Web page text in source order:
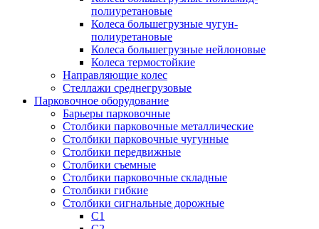
полиуретановые
Колеса большегрузные чугун-
полиуретановые
Колеса большегрузные нейлоновые
Колеса термостойкие
Направляющие колес
Стеллажи среднегрузовые
Парковочное оборудование
Барьеры парковочные
Столбики парковочные металлические
Столбики парковочные чугунные
Столбики передвижные
Столбики съемные
Столбики парковочные складные
Столбики гибкие
Столбики сигнальные дорожные
С1